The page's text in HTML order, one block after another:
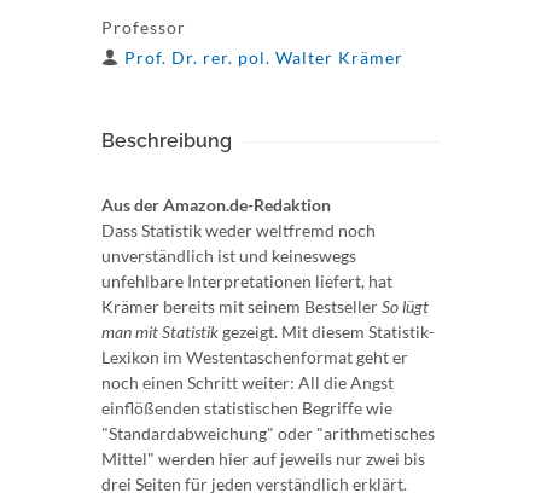
Professor
Prof. Dr. rer. pol. Walter Krämer
Beschreibung
Aus der Amazon.de-Redaktion
Dass Statistik weder weltfremd noch
unverständlich ist und keineswegs
unfehlbare Interpretationen liefert, hat
Krämer bereits mit seinem BestsellerSo lügt
man mit Statistikgezeigt. Mit diesem Statistik-
Lexikon im Westentaschenformat geht er
noch einen Schritt weiter: All die Angst
einflößenden statistischen Begriffe wie
"Standardabweichung" oder "arithmetisches
Mittel" werden hier auf jeweils nur zwei bis
drei Seiten für jeden verständlich erklärt.